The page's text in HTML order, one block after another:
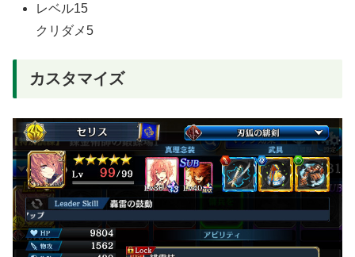
レベル15
クリダメ5
カスタマイズ